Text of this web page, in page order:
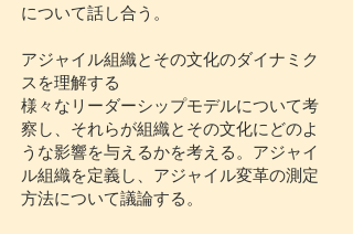
について話し合う。
アジャイル組織とその文化のダイナミク
スを理解する
様々なリーダーシップモデルについて考
察し、それらが組織とその文化にどのよ
うな影響を与えるかを考える。アジャイ
ル組織を定義し、アジャイル変革の測定
方法について議論する。